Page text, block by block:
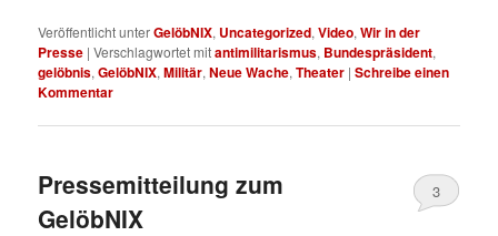
Veröffentlicht unterGelöbNIX, Uncategorized,Video,Wir in der
Presse |Verschlagwortet mitantimilitarismus, Bundespräsident,
gelöbnis,GelöbNIX,Militär,Neue Wache,Theater |Schreibe einen
Kommentar
Pressemitteilung zum
GelöbNIX
3